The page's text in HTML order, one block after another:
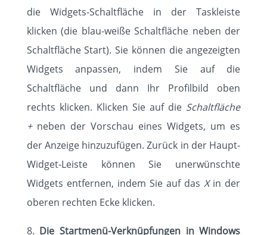
die Widgets-Schaltfläche in der Taskleiste
klicken (die blau-weiße Schaltfläche neben der
Schaltfläche Start). Sie können die angezeigten
Widgets anpassen, indem Sie auf die
Schaltfläche und dann Ihr Profilbild oben
rechts klicken. Klicken Sie auf die Schaltfläche
+ neben der Vorschau eines Widgets, um es
der Anzeige hinzuzufügen. Zurück in der Haupt-
Widget-Leiste können Sie unerwünschte
Widgets entfernen, indem Sie auf das X in der
oberen rechten Ecke klicken.
Die Startmenü-Verknüpfungen in Windows